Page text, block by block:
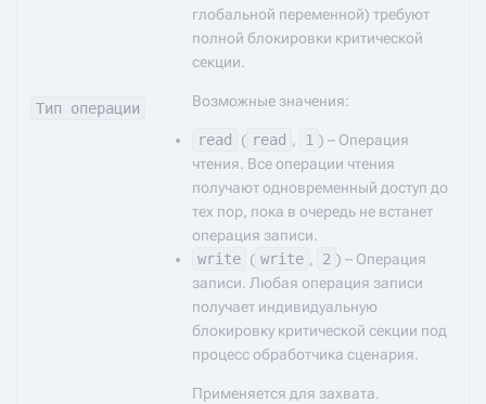
Тип операции
глобальной переменной) требуют
полной блокировки критической
секции.
Возможные значения:
read ( read , 1 ) – Операция
чтения. Все операции чтения
получают одновременный доступ до
тех пор, пока в очередь не встанет
операция записи.
write ( write , 2 ) – Операция
записи. Любая операция записи
получает индивидуальную
блокировку критической секции под
процесс обработчика сценария.
Применяется для захвата.